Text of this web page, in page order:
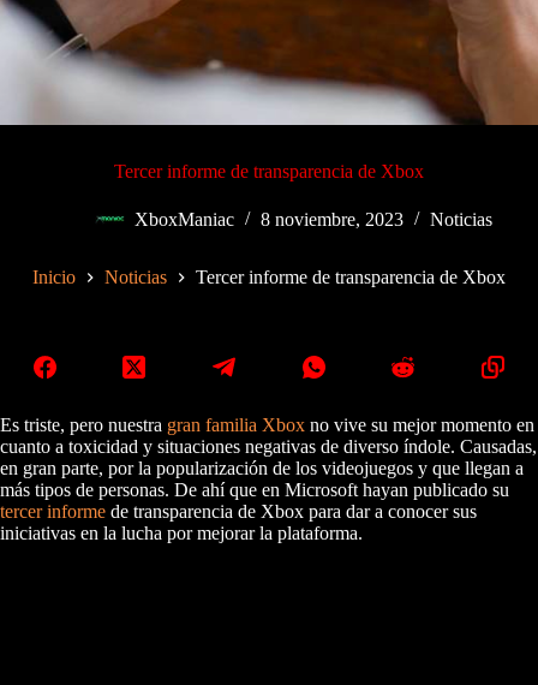
Tercer informe de transparencia de Xbox
XboxManiac 8 noviembre, 2023 Noticias
Inicio Noticias Tercer informe de transparencia de Xbox
Es triste, pero nuestra gran familia Xbox no vive su mejor momento en
cuanto a toxicidad y situaciones negativas de diverso índole. Causadas,
en gran parte, por la popularización de los videojuegos y que llegan a
más tipos de personas. De ahí que en Microsoft hayan publicado su
tercer informe de transparencia de Xbox para dar a conocer sus
iniciativas en la lucha por mejorar la plataforma.